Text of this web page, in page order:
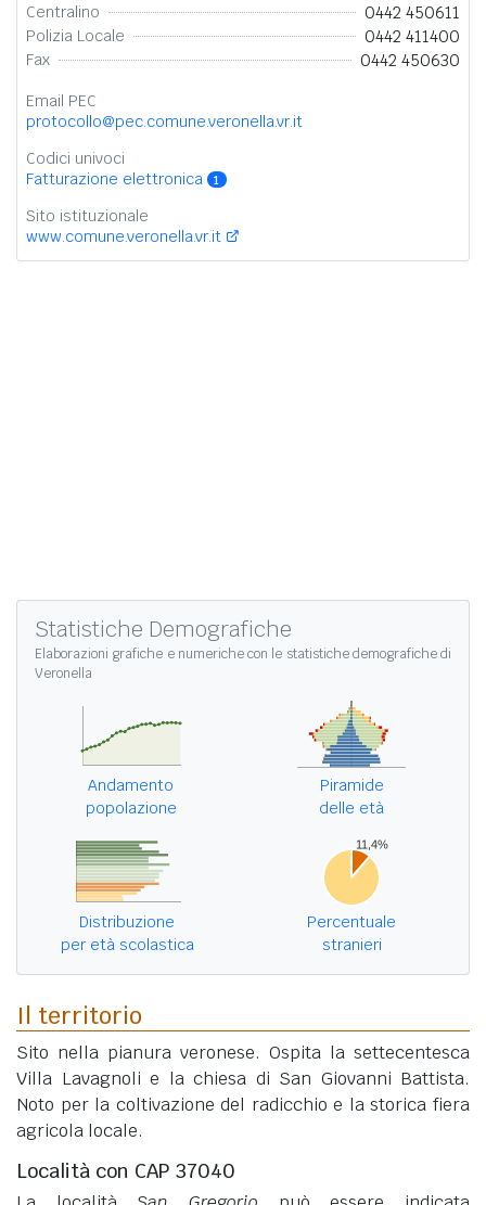
Centralino 0442 450611
Polizia Locale 0442 411400
Fax 0442 450630
Email PEC
protocollo@pec.comune.veronella.vr.it
Codici univoci
Fatturazione elettronica
1
Sito istituzionale
www.comune.veronella.vr.it
Statistiche Demografiche
Elaborazioni grafiche e numeriche con le statistiche demografiche di
Veronella
Andamento
popolazione
Piramide
delle età
Distribuzione
per età scolastica
Percentuale
stranieri
Il territorio
Sito nella pianura veronese. Ospita la settecentesca
Villa Lavagnoli e la chiesa di San Giovanni Battista.
Noto per la coltivazione del radicchio e la storica fiera
agricola locale.
Località con CAP 37040